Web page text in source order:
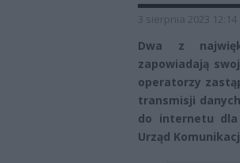
3 sierpnia 2023 12:14
Dwa z
zapowiadają
operatorzy
transmisji
do internetu
Urząd